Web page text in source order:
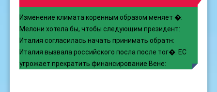
Изменение климата коренным образом меняет �:
Мелони хотела бы, чтобы следующим президент:
Италия согласилась начать принимать обратн:
Италия вызвала российского посла после тог�: ЕС
угрожает прекратить финансирование Вене: